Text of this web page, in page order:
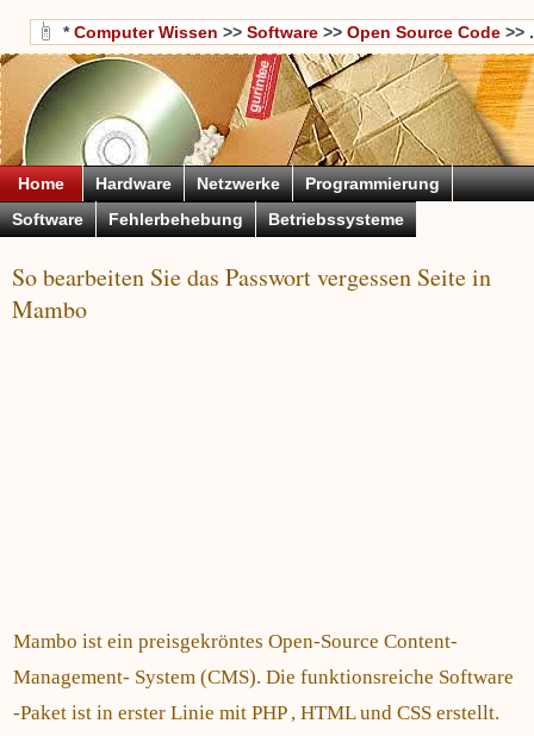
*Computer Wissen >> Software >> Open Source Code >> .
Home Hardware Netzwerke
Programmierung
Software
Fehlerbehebung Betriebssysteme
So bearbeiten Sie das Passwort vergessen Seite in
Mambo
Mambo ist ein preisgekröntes Open-Source Content-
Management- System (CMS). Die funktionsreiche Software
-Paket ist in erster Linie mit PHP , HTML und CSS erstellt.